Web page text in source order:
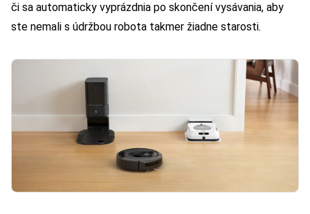
či sa automaticky vyprázdnia po skončení vysávania, aby
ste nemali s údržbou robota takmer žiadne starosti.